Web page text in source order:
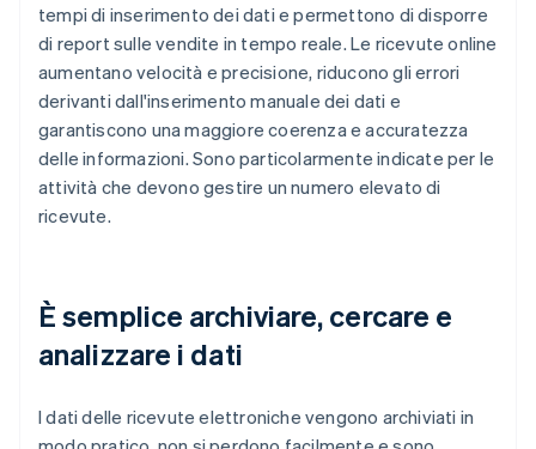
tempi di inserimento dei dati e permettono di disporre
di report sulle vendite in tempo reale. Le ricevute online
aumentano velocità e precisione, riducono gli errori
derivanti dall'inserimento manuale dei dati e
garantiscono una maggiore coerenza e accuratezza
delle informazioni. Sono particolarmente indicate per le
attività che devono gestire un numero elevato di
ricevute.
È semplice archiviare, cercare e
analizzare i dati
I dati delle ricevute elettroniche vengono archiviati in